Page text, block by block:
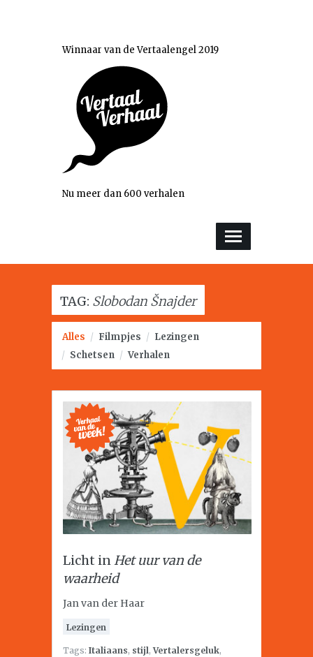
Winnaar van de Vertaalengel 2019
Nu meer dan 600 verhalen
TAG: Slobodan Šnajder
Alles / Filmpjes / Lezingen
/ Schetsen / Verhalen
Licht inHet uur van de
waarheid
Jan van der Haar
Lezingen
Tags: Italiaans, stijl,Vertalersgeluk,